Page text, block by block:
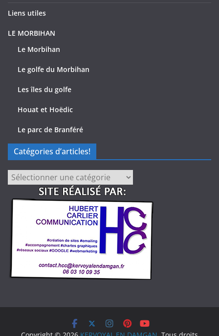
Liens utiles
LE MORBIHAN
Le Morbihan
Le golfe du Morbihan
Les îles du golfe
Houat et Hoëdic
Le parc de Branféré
Catégories d’articles!
Catégories